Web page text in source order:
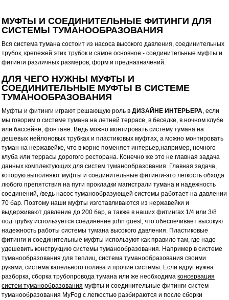
МУФТЫ И СОЕДИНИТЕЛЬНЫЕ ФИТИНГИ ДЛЯ
СИСТЕМЫ ТУМАНООБРАЗОВАНИЯ
Вся система тумана состоит из насоса высокого давления, соединительных
трубок, крепежей этих трубок и самое основное - соединительные муфты и
фитинги различных размеров, форм и предназначений.
ДЛЯ ЧЕГО НУЖНЫ МУФТЫ И
СОЕДИНИТЕЛЬНЫЕ МУФТЫ В СИСТЕМЕ
ТУМАНООБРАЗОВАНИЯ
Муфты и фитинги играют решающую роль вДИЗАЙНЕ ИНТЕРЬЕРА, если
мы говорим о системе тумана на летней террасе, в беседке, в ночном клубе
или бассейне, фонтане. Ведь можно монтировать систему тумана на
дешевых нейлоновых трубках и пластиковых муфтах, а можно монтировать
туман на нержавейке, что в корне поменяет интерьер,например, ночного
клуба или террасы дорогого ресторана. Конечно же это не главная задача
данных комплектующих для систем туманообразования. Главная задача,
которую выполняют муфты и соединительные фитинги-это легкость обхода
любого препятствия на пути прокладки магистрали тумана и надежность
соединений, /ведь насос туманообразующей системы работает на давлении
70 бар. Поэтому наши муфты изготавливаются из нержавейки и
выдерживают давление до 200 бар, а также в наших фитингах 1/4 или 3/8
под трубку используется соединение john guest, что обеспечивает высокую
надежность работы системы тумана высокого давления. Пластиковые
фитинги и соединительные муфты используют как правило там, где надо
удешевить конструкцию системы туманообразования. Например в системе
туманообразования для теплиц, система туманообразования своими
руками, система капельного полива и прочие системы. Если вдруг нужна
разборка, сборка трубопровода тумана или же необходимаконсервация
систем туманообразования муфты и соединительные фитинги систем
туманообразования MyFog с легкостью разбираются и после сборки